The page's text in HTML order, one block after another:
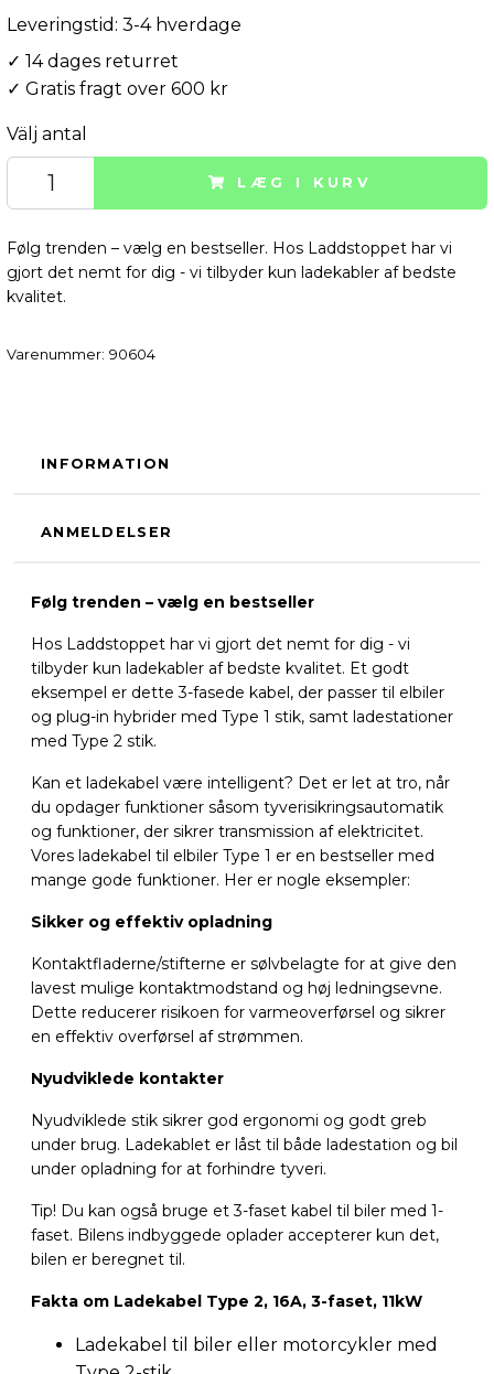
Leveringstid: 3-4 hverdage
✓ 14 dages returret
✓ Gratis fragt over 600 kr
Välj antal
LÆG I KURV
Følg trenden – vælg en bestseller. Hos Laddstoppet har vi
gjort det nemt for dig - vi tilbyder kun ladekabler af bedste
kvalitet.
Varenummer: 90604
INFORMATION
ANMELDELSER
Følg trenden – vælg en bestseller
Hos Laddstoppet har vi gjort det nemt for dig - vi
tilbyder kun ladekabler af bedste kvalitet. Et godt
eksempel er dette 3-fasede kabel, der passer til elbiler
og plug-in hybrider med Type 1 stik, samt ladestationer
med Type 2 stik.
Kan et ladekabel være intelligent? Det er let at tro, når
du opdager funktioner såsom tyverisikringsautomatik
og funktioner, der sikrer transmission af elektricitet.
Vores ladekabel til elbiler Type 1 er en bestseller med
mange gode funktioner. Her er nogle eksempler:
Sikker og effektiv opladning
Kontaktfladerne/stifterne er sølvbelagte for at give den
lavest mulige kontaktmodstand og høj ledningsevne.
Dette reducerer risikoen for varmeoverførsel og sikrer
en effektiv overførsel af strømmen.
Nyudviklede kontakter
Nyudviklede stik sikrer god ergonomi og godt greb
under brug. Ladekablet er låst til både ladestation og bil
under opladning for at forhindre tyveri.
Tip! Du kan også bruge et 3-faset kabel til biler med 1-
faset. Bilens indbyggede oplader accepterer kun det,
bilen er beregnet til.
Fakta om Ladekabel Type 2, 16A, 3-faset, 11kW
Ladekabel til biler eller motorcykler med